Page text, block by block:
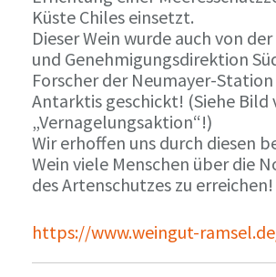
Küste Chiles einsetzt.
Dieser Wein wurde auch von
und Genehmigungsdirektion
Forscher der Neumayer-
Antarktis geschickt! (Siehe Bild
„Vernagelungsaktion“!)
Wir erhoffen uns durch diesen
Wein viele Menschen über die
des Artenschutzes zu erreichen!
https://www.weingut-